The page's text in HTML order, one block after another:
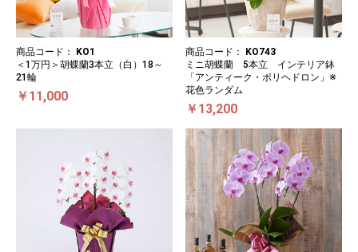
商品コード：
KO1
＜1万円＞胡蝶蘭3本立（白）18～
21輪
￥11,000
商品コード：
KO743
ミニ胡蝶蘭 5本立 インテリア鉢
「アンティーク・ポリヘドロン」※
花色ランダム
￥13,200